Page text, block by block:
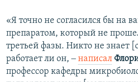
«Я точно не согласился бы на
препаратом, который не
третьей фазы. Никто не знает
работает ли он, ‒написал
профессор кафедры